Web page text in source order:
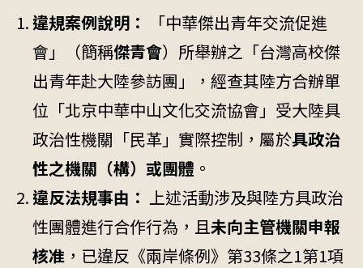
違規案例說明：
「中華傑出青年交流促進
會」（簡稱傑青會）所舉辦之「台灣高校傑
出青年赴大陸參訪團」，經查其陸方合辦單
位「北京中華中山文化交流協會」受大陸具
政治性機關「民革」實際控制，屬於具政治
性之機關（構）或團體 。
違反法規事由：
上述活動涉及與陸方具政治
性團體進行合作行為，且未向主管機關申報
核准 ，已違反《兩岸條例》第33條之1第1項